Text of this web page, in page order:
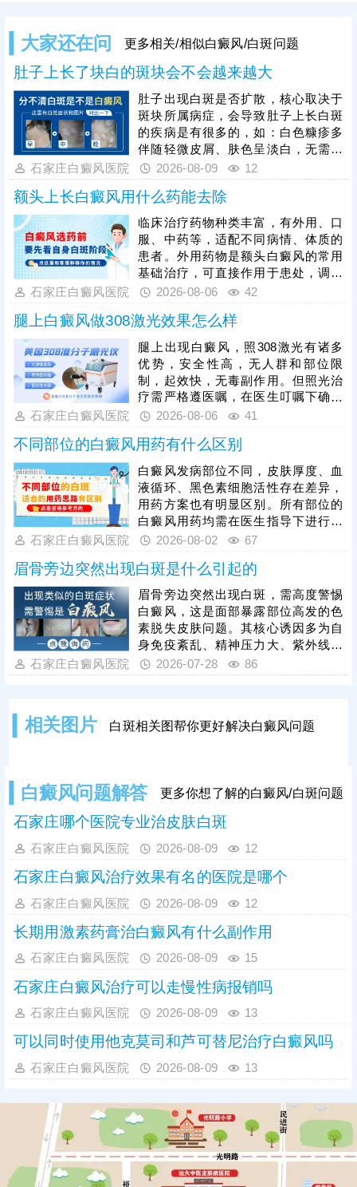
大家还在问 更多相关/相似白癜风/白斑问题
肚子上长了块白的斑块会不会越来越大
肚子出现白斑是否扩散，核心取决于
斑块所属病症，会导致肚子上长白斑
的疾病是有很多的，如：白色糠疹多
伴随轻微皮屑、肤色呈淡白，无需特
殊治疗，数月后可自行消退；贫血痣
属于先天血管发育异常，从出现后形
态、面积常年固定，终生不会扩张；
白癜风疾病有着易扩散的特点，白斑
表面光滑无皮屑，受外伤、熬夜、情
绪波动刺激后极易蔓延变大。对白癜
风疾病一定要尽早医治，结合具体病
情针对性治疗，更好将白斑祛除。
石家庄白癜风医院 2026-08-09 12
额头上长白癜风用什么药能去除
临床治疗药物种类丰富，有外用、口
服、中药等，适配不同病情、体质的
患者。外用药物是额头白癜风的常用
基础治疗，可直接作用于患处，调节
局部皮肤黑色素代谢；口服药物以调
合病情进展期患者；中药多以辨证调
理为核心，固本扶正，减少病情反
复。具体用药方案必须严格遵从医
嘱，切勿自行购药、换药或停药。临
床中，患者在规范用药的基础上，搭
配308准分子激光照射治疗，能够有
效刺激黑色素细胞再生，大幅提升治
疗效率，让祛白效果
石家庄白癜风医院 2026-08-06 42
腿上白癜风做308激光效果怎么样
腿上出现白癜风，照308激光有诸多
优势，安全性高，无人群和部位限
制，起效快，无毒副作用。但照光治
疗需严格遵医嘱，在医生叮嘱下确定
合适的照光剂量、频率、疗程，令治
复、恢复活性和正常功能。还需注意
坚持治疗，期间不可随意间断，并且
从自身做起，加强护理保健措施，防
治结合，助力肤色还原。
石家庄白癜风医院 2026-08-06 41
不同部位的白癜风用药有什么区别
白癜风发病部位不同，皮肤厚度、血
液循环、黑色素细胞活性存在差异，
用药方案也有明显区别。所有部位的
白癜风用药均需在医生指导下进行，
严禁自行胡乱用药，防止刺激白斑、
临床建议结合病情搭配光疗、黑色素
种植手术等方式综合治疗，大幅提升
疗效，白斑恢复周期较长，患者需长
期坚持规范治疗，同时做好防晒、保
湿、忌口等日常护理，规避诱发因
素，助力白斑复色，降低复发概率。
石家庄白癜风医院 2026-08-02 67
眉骨旁边突然出现白斑是什么引起的
眉骨旁边突然出现白斑，需高度警惕
白癜风，这是面部暴露部位高发的色
素脱失皮肤问题。其核心诱因多为自
身免疫紊乱、精神压力大、紫外线暴
晒、局部皮肤外伤、熬夜劳累等，导
致皮肤黑素细胞受损、黑色素合成不
初期为淡白色，随病情发展会变为乳
好，临床常用308准分子激光治疗，
靶向作
石家庄白癜风医院 2026-07-28 86
相关图片 白斑相关图帮你更好解决白癜风问题
白癜风问题解答 更多你想了解的白癜风/白斑问题
石家庄哪个医院专业治皮肤白斑
石家庄白癜风医院 2026-08-09 12
石家庄白癜风治疗效果有名的医院是哪个
石家庄白癜风医院 2026-08-09 12
长期用激素药膏治白癜风有什么副作用
石家庄白癜风医院 2026-08-09 15
石家庄白癜风治疗可以走慢性病报销吗
石家庄白癜风医院 2026-08-09 13
可以同时使用他克莫司和芦可替尼治疗白癜风吗
石家庄白癜风医院 2026-08-09 13